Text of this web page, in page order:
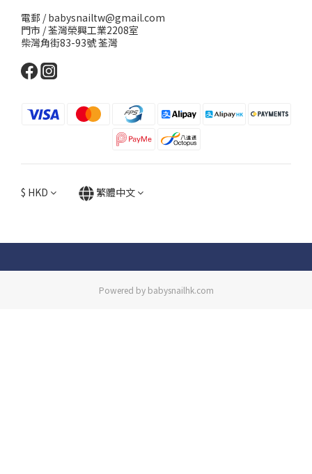
電郵 / babysnailtw@gmail.com
門市 / 荃灣榮興工業2208室
柴灣角街83-93號 荃灣
$ HKD 繁體中文
Powered by babysnailhk.com